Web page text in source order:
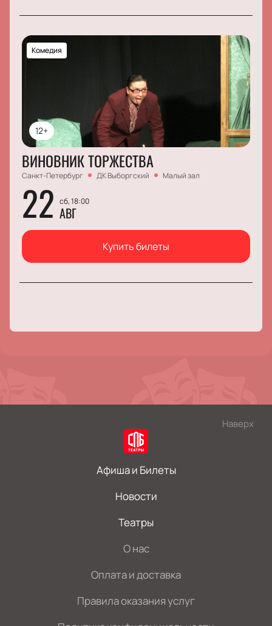
12+
Комедия
ВИНОВНИК ТОРЖЕСТВА
Санкт-Петербург ДК Выборгский Малый зал
22 сб, 18:00
АВГ
Купить билеты
Наверх
Афиша и Билеты
Новости
Театры
О нас
Оплата и доставка
Правила оказания услуг